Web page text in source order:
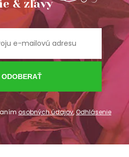
& zľavy
ODOBERAŤ
osobných údajov,Odhlásenie